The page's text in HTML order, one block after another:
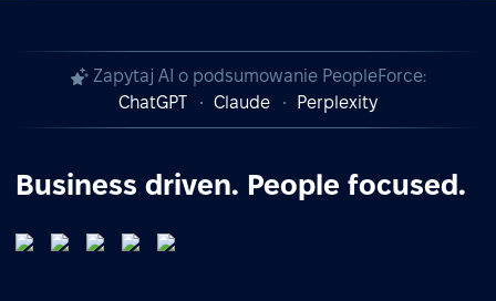
Zapytaj AI o podsumowanie PeopleForce:
ChatGPT
Claude Perplexity
Business driven. People focused.